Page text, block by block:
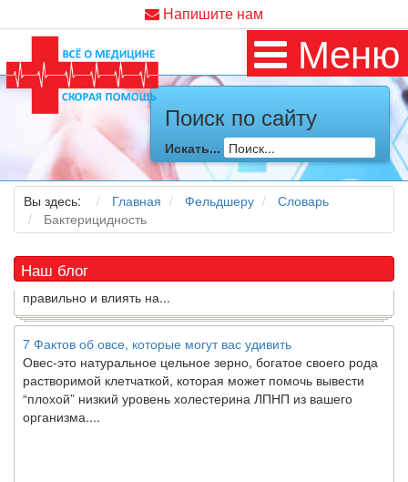
Напишите нам
Меню
Поиск по сайту
Искать...
Вы здесь: Главная Фельдшеру
Словарь
Бактерицидность
Наш блог
Как я заболел во время локдауна?
Это странная ситуация: вы соблюдали все меры
предосторожности COVID-19 (вы почти все время дома),
но, тем не менее, вы каким-то образом простудились. Вы
можете задаться...
5 причин обратить внимание на средиземноморскую диету
Какдиетолог, я вижу, что многие причудливые диеты
приходят в нашужизньи быстро исчезают из нее. Многие
из них это скорее наказание, чем способ питаться
7 Фактов об овсе, которые могут вас удивить
Овес-это натуральное цельное зерно, богатое своего рода
растворимой клетчаткой, которая может помочь вывести
“плохой” низкий уровень холестерина ЛПНП из вашего
организма....